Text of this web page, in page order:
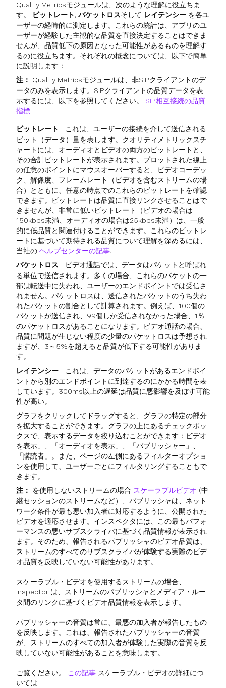
Quality Metricsモジュールは、次のような理解に役立ちま
す。
ビットレート, パケットロスそして レイテンシー を各ユ
ーザーの経時的に測定します。これらの統計は、アプリのユ
ーザーが経験した主観的な品質を直接決定することはできま
せんが、品質低下の原因となった可能性があるものを理解す
るのに役立ちます。それぞれの概念については、以下で簡単
に説明します：
注：
Quality Metricsモジュールは、非SIPクライアントのデ
ータのみを表示します。SIPクライアントの品質データを表
示するには、以下を参照してください。 SIP相互接続の品質
指標.
ビットレート - これは、ユーザーの接続を介して送信される
ビット（データ）量を表します。クオリティメトリックスチ
ャートには、オーディオとビデオの両方のビットレートと、
その合計ビットレートが表示されます。プロットされた線上
の任意のポイントにマウスオーバーすると、ビデオコーデッ
ク、解像度、フレームレート（ビデオを含むストリームの場
合）とともに、任意の時点でのこれらのビットレートを確認
できます。ビットレートは品質に直接リンクさせることはで
きませんが、非常に低いビットレート（ビデオの場合は
150kbps未満、オーディオの場合は25kbps未満）は、一般
的に低品質と関連付けることができます。これらのビットレ
ートに基づいて期待される品質について理解を深めるには、
当社の ヘルプセンターの記事.
パケットロス - ビデオ通話では、データはパケットと呼ばれ
る単位で送信されます。多くの場合、これらのパケットの一
部は転送中に失われ、ユーザーのエンドポイントでは受信さ
れません。パケットロスは、送信されたパケットのうち失わ
れたパケットの割合として計算されます。例えば、100個の
パケットが送信され、99個しか受信されなかった場合、1％
のパケットロスがあることになります。ビデオ通話の場合、
品質に問題が生じない程度の少量のパケットロスは予想され
ますが、3～5%を超えると品質が低下する可能性がありま
す。
レイテンシー - これは、データのパケットがあるエンドポイ
ントから別のエンドポイントに到達するのにかかる時間を表
しています。300ms以上の遅延は品質に悪影響を及ぼす可能
性が高い。
グラフをクリックしてドラッグすると、グラフの特定の部分
を拡大することができます。グラフの上にあるチェックボッ
クスで、表示するデータを絞り込むことができます：ビデオ
を表示」、「オーディオを表示」、「パブリッシャー」、
「購読者」。また、ページの左側にあるフィルターオプショ
ンを使用して、ユーザーごとにフィルタリングすることもで
きます。
注：
を使用しないストリームの場合 スケーラブルビデオ (中
継セッションのストリームなど）、パブリッシャは、ネット
ワーク条件が最も悪い加入者に対応するように、公開された
ビデオを適応させます。インスペクタには、この最もパフォ
ーマンスの悪いサブスクライバに基づく品質情報が表示され
ます。そのため、報告されるパブリッシャのビデオ品質は、
ストリームのすべてのサブスクライバが体験する実際のビデ
オ品質を反映していない可能性があります。
スケーラブル・ビデオを使用するストリームの場合、
Inspector は、ストリームのパブリッシャとメディア・ルー
タ間のリンクに基づくビデオ品質情報を表示します。
パブリッシャーの音質は常に、最悪の加入者が報告したもの
を反映します。これは、報告されたパブリッシャーの音質
が、ストリームのすべての加入者が体験した実際の音質を反
映していない可能性があることを意味します。
ご覧ください。 この記事 スケーラブル・ビデオの詳細につ
いては